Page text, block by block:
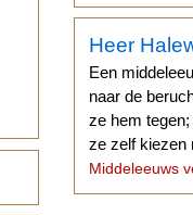
Heer
Een
naar de
ze hem
ze zelf kiezen
Middeleeuws